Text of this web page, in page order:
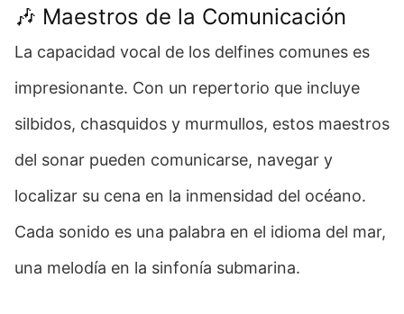
🎶 Maestros de la Comunicación
La capacidad vocal de los delfines comunes es
impresionante. Con un repertorio que incluye
silbidos, chasquidos y murmullos, estos maestros
del sonar pueden comunicarse, navegar y
localizar su cena en la inmensidad del océano.
Cada sonido es una palabra en el idioma del mar,
una melodía en la sinfonía submarina.